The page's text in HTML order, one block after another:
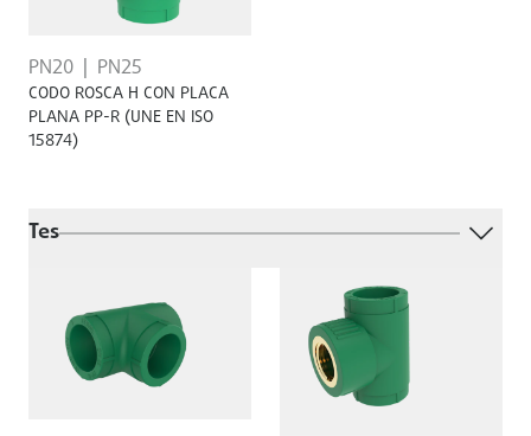
PN20 PN25
CODO ROSCA H CON PLACA
PLANA PP-R (UNE EN ISO
15874)
Tes